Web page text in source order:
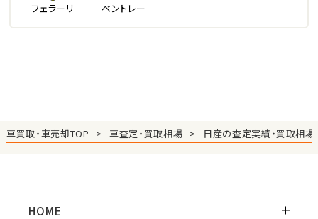
フェラーリ ベントレー
車買取・車売却TOP 車査定・買取相場 日産の査定実績・買取相場
HOME